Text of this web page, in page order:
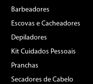
Barbeadores
Escovas e Cacheadores
Depiladores
Kit Cuidados Pessoais
Pranchas
Secadores de Cabelo